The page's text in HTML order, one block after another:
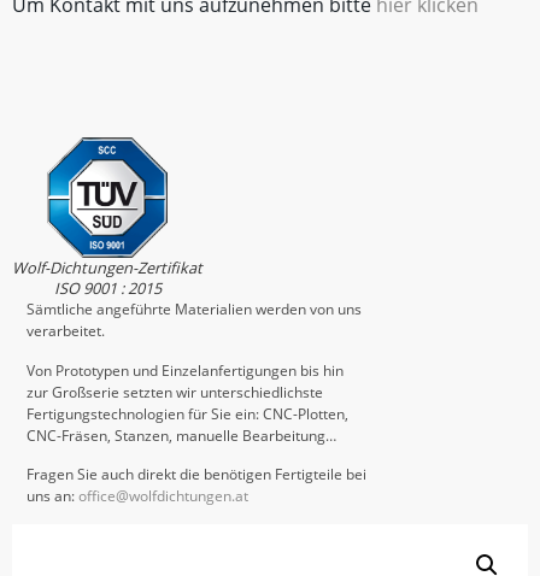
Wolf-Dichtungen-Zertifikat
ISO 9001 : 2015
Sämtliche angeführte Materialien werden von uns
verarbeitet.
Von Prototypen und Einzelanfertigungen bis hin
zur Großserie setzten wir unterschiedlichste
Fertigungstechnologien für Sie ein: CNC-Plotten,
CNC-Fräsen, Stanzen, manuelle Bearbeitung…
Fragen Sie auch direkt die benötigen Fertigteile bei
uns an:office@wolfdichtungen.at